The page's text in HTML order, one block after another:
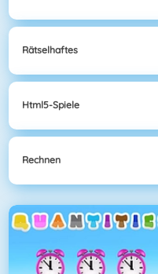
Rätselhaftes
Html5-Spiele
Rechnen